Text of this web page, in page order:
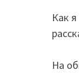
Как
На